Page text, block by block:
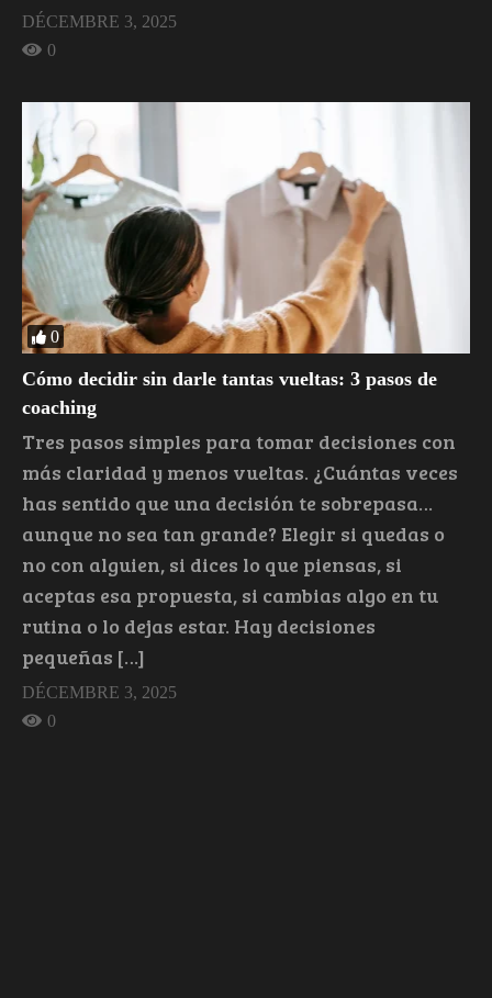
DÉCEMBRE 3, 2025
0
0
Cómo decidir sin darle tantas vueltas: 3 pasos de
coaching
Tres pasos simples para tomar decisiones con
más claridad y menos vueltas. ¿Cuántas veces
has sentido que una decisión te sobrepasa…
aunque no sea tan grande? Elegir si quedas o
no con alguien, si dices lo que piensas, si
aceptas esa propuesta, si cambias algo en tu
rutina o lo dejas estar. Hay decisiones
pequeñas […]
DÉCEMBRE 3, 2025
0